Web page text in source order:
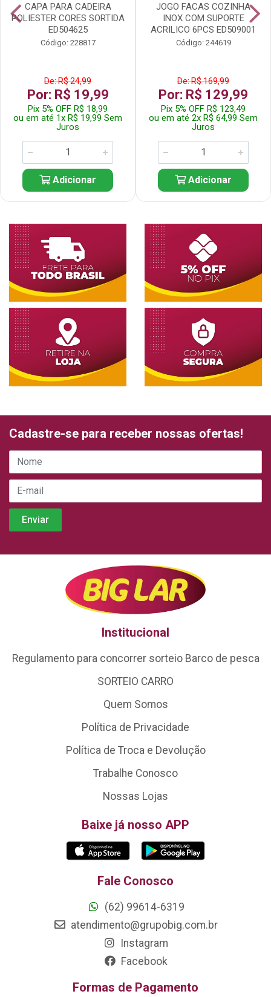
CAPA PARA CADEIRA
POLIESTER CORES SORTIDA
ED504625
Código: 228817
De: R$ 24,99
Por: R$ 19,99
Pix 5% OFF R$ 18,99
ou em até 1x R$ 19,99 Sem
Juros
Adicionar
JOGO FACAS COZINHA
INOX COM SUPORTE
ACRILICO 6PCS ED509001
Código: 244619
De: R$ 169,99
Por: R$ 129,99
Pix 5% OFF R$ 123,49
ou em até 2x R$ 64,99 Sem
Juros
Adicionar
Cadastre-se para receber nossas ofertas!
Institucional
Regulamento para concorrer sorteio Barco de pesca
SORTEIO CARRO
Quem Somos
Política de Privacidade
Política de Troca e Devolução
Trabalhe Conosco
Nossas Lojas
Baixe já nosso APP
Fale Conosco
(62) 99614-6319
atendimento@grupobig.com.br
Instagram
Facebook
Formas de Pagamento